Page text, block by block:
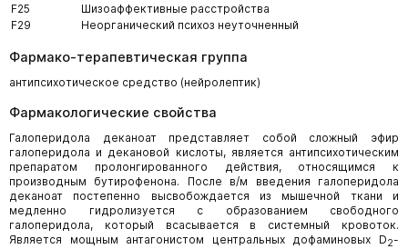
F25
Шизоаффективные расстройства
F29
Неорганический психоз неуточненный
Фармако-терапевтическая группа
антипсихотическое средство (нейролептик)
Фармакологические свойства
Галоперидола деканоат представляет собой сложный эфир
галоперидола и декановой кислоты, является антипсихотическим
препаратом пролонгированного действия, относящимся к
производным бутирофенона. После в/м введения галоперидола
деканоат постепенно высвобождается из мышечной ткани и
медленно гидролизуется с образованием свободного
галоперидола, который всасывается в системный кровоток.
Является мощным антагонистом центральных дофаминовых D2-